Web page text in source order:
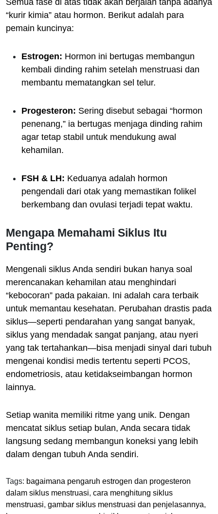
“kurir kimia” atau hormon. Berikut adalah para
pemain kuncinya:
Estrogen: Hormon ini bertugas membangun
kembali dinding rahim setelah menstruasi dan
membantu mematangkan sel telur.
Progesteron: Sering disebut sebagai “hormon
penenang,” ia bertugas menjaga dinding rahim
agar tetap stabil untuk mendukung awal
kehamilan.
FSH & LH: Keduanya adalah hormon
pengendali dari otak yang memastikan folikel
berkembang dan ovulasi terjadi tepat waktu.
Mengapa Memahami Siklus Itu
Penting?
Mengenali siklus Anda sendiri bukan hanya soal
merencanakan kehamilan atau menghindari
“kebocoran” pada pakaian. Ini adalah cara terbaik
untuk memantau kesehatan. Perubahan drastis pada
siklus—seperti pendarahan yang sangat banyak,
siklus yang mendadak sangat panjang, atau nyeri
yang tak tertahankan—bisa menjadi sinyal dari tubuh
mengenai kondisi medis tertentu seperti PCOS,
endometriosis, atau ketidakseimbangan hormon
lainnya.
Setiap wanita memiliki ritme yang unik. Dengan
mencatat siklus setiap bulan, Anda secara tidak
langsung sedang membangun koneksi yang lebih
dalam dengan tubuh Anda sendiri.
Tags: bagaimana pengaruh estrogen dan progesteron
dalam siklus menstruasi, cara menghitung siklus
menstruasi, gambar siklus menstruasi dan penjelasannya,